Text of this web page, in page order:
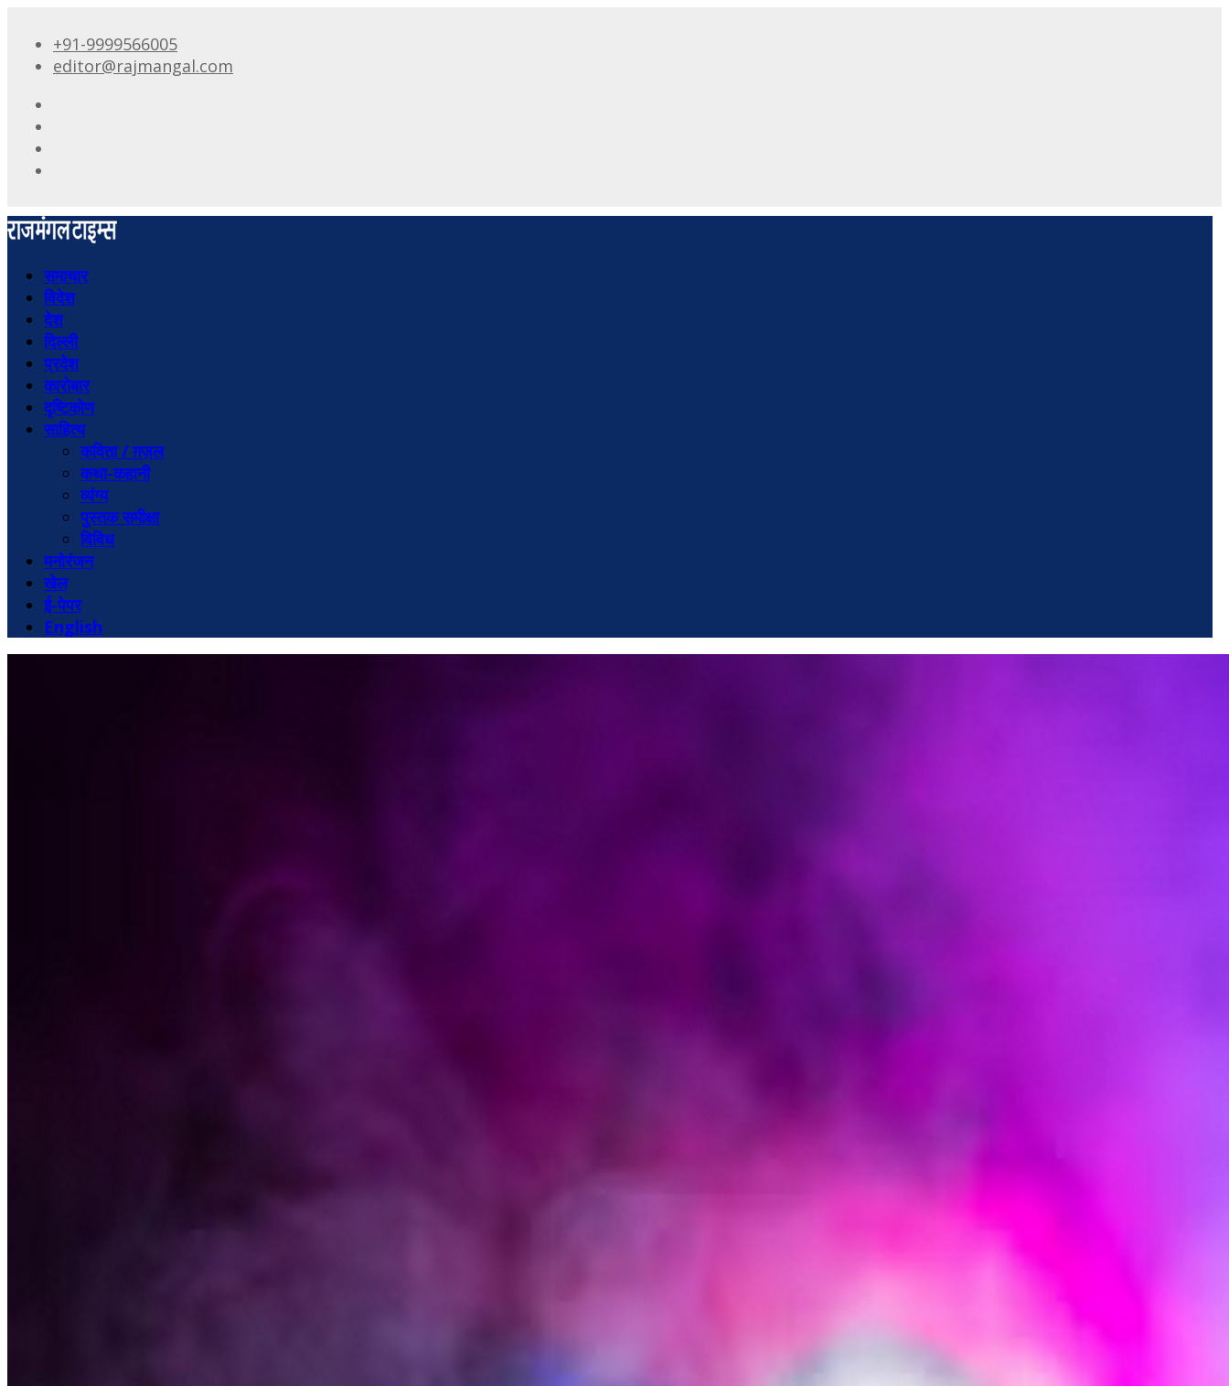
+91-9999566005
editor@rajmangal.com
समाचार
विदेश
देश
दिल्ली
प्रदेश
कारोबार
दृष्टिकोण
साहित्य
कविता / ग़ज़ल
कथा-कहानी
व्यंग्य
पुस्तक समीक्षा
विविध
मनोरंजन
खेल
ई-पेपर
English